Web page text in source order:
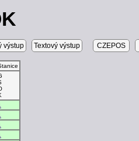
výstup Textový výstup CZEPOS